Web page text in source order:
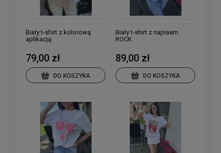
Biały t-shirt z kolorową
aplikacją
79,00 zł
DO KOSZYKA
Biały t-shirt z napisem
ROCK
89,00 zł
DO KOSZYKA